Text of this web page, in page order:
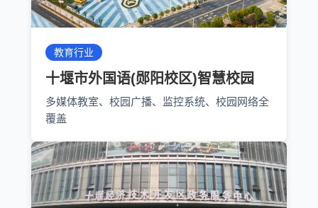
教育行业
十堰市外国语(郧阳校区)智慧校园
多媒体教室、校园广播、监控系统、校园网络全
覆盖